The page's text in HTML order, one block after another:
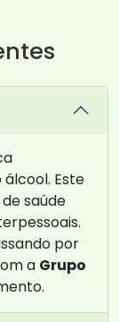
Este
saúde
por
a Grupo